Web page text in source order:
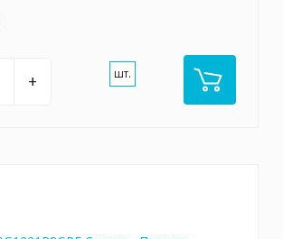
+ шт.